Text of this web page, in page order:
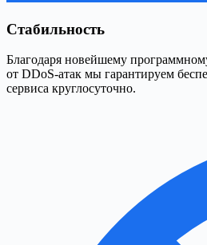
Стабильность
Благодаря новейшему
от DDoS-атак мы гарантируем
сервиса круглосуточно.